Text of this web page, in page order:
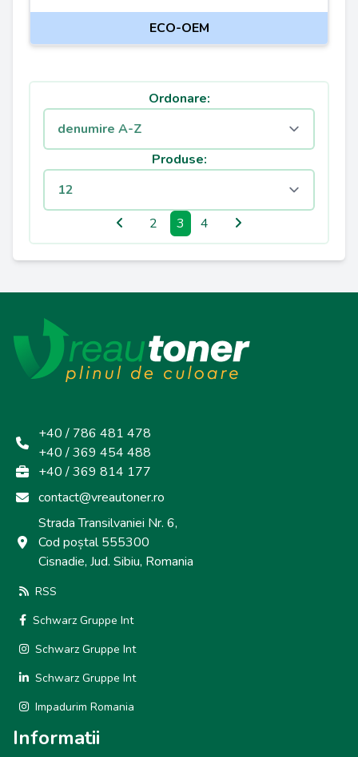
ECO-OEM
Ordonare:
Produse:
2 3 4
+40 / 786 481 478
+40 / 369 454 488
+40 / 369 814 177
contact@vreautoner.ro
Strada Transilvaniei Nr. 6,
Cod poștal 555300
Cisnadie, Jud. Sibiu, Romania
RSS
Schwarz Gruppe Int
Schwarz Gruppe Int
Schwarz Gruppe Int
Impadurim Romania
Informatii